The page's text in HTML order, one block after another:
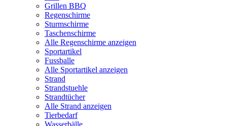
Grillen BBQ
Regenschirme
Sturmschirme
Taschenschirme
Alle Regenschirme anzeigen
Sportartikel
Fussballe
Alle Sportartikel anzeigen
Strand
Strandstuehle
Strandtücher
Alle Strand anzeigen
Tierbedarf
Wasserbälle